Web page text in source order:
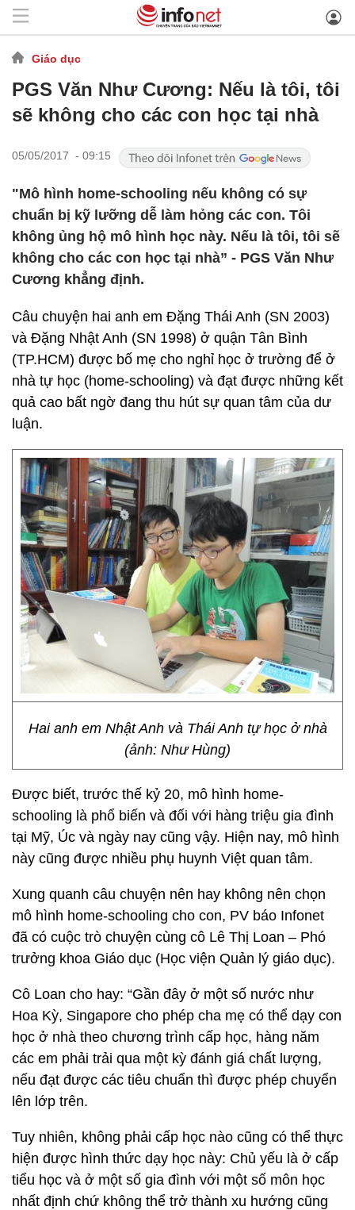
Giáo dục
PGS Văn Như Cương: Nếu là tôi, tôi
sẽ không cho các con học tại nhà
05/05/2017 - 09:15
"Mô hình home-schooling nếu không có sự
chuẩn bị kỹ lưỡng dễ làm hỏng các con. Tôi
không ủng hộ mô hình học này. Nếu là tôi, tôi sẽ
không cho các con học tại nhà” - PGS Văn Như
Cương khẳng định.
Câu chuyện hai anh em Đặng Thái Anh (SN 2003)
và Đặng Nhật Anh (SN 1998) ở quận Tân Bình
(TP.HCM) được bố mẹ cho nghỉ học ở trường để ở
nhà tự học (home-schooling) và đạt được những kết
quả cao bất ngờ đang thu hút sự quan tâm của dư
luận.
Hai anh em Nhật Anh và Thái Anh tự học ở nhà
(ảnh: Như Hùng)
Được biết, trước thế kỷ 20, mô hình home-
schooling là phổ biến và đối với hàng triệu gia đình
tại Mỹ, Úc và ngày nay cũng vậy. Hiện nay, mô hình
này cũng được nhiều phụ huynh Việt quan tâm.
Xung quanh câu chuyện nên hay không nên chọn
mô hình home-schooling cho con, PV báo Infonet
đã có cuộc trò chuyện cùng cô Lê Thị Loan – Phó
trưởng khoa Giáo dục (Học viện Quản lý giáo dục).
Cô Loan cho hay: “Gần đây ở một số nước như
Hoa Kỳ, Singapore cho phép cha mẹ có thể dạy con
học ở nhà theo chương trình cấp học, hàng năm
các em phải trải qua một kỳ đánh giá chất lượng,
nếu đạt được các tiêu chuẩn thì được phép chuyển
lên lớp trên.
Tuy nhiên, không phải cấp học nào cũng có thể thực
hiện được hình thức dạy học này: Chủ yếu là ở cấp
tiểu học và ở một số gia đình với một số môn học
nhất định chứ không thể trở thành xu hướng cũng